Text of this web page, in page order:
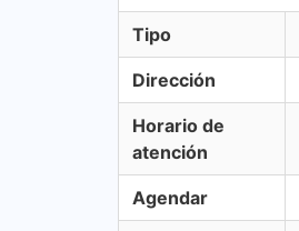
Tipo
Dirección
Horario de
atención
Agendar